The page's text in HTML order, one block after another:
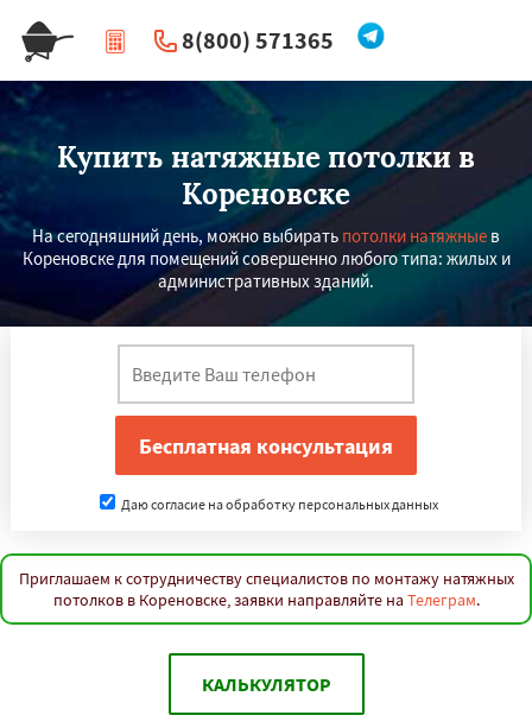
8(800) 571365
| Перезвоните мне
Купить натяжные потолки в
Кореновске
На сегодняшний день, можно выбирать потолки натяжные в
Кореновске для помещений совершенно любого типа: жилых и
административных зданий.
Даю согласие на обработку персональных данных
Приглашаем к сотрудничеству специалистов по монтажу натяжных
потолков в Кореновске, заявки направляйте на Телеграм.
КАЛЬКУЛЯТОР